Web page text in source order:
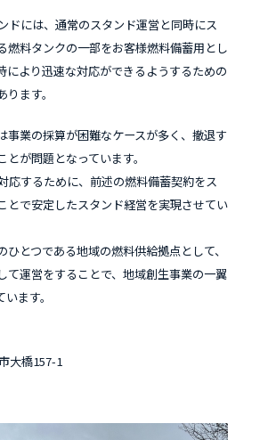
ドには、通常のスタンド運営と同時にス
燃料タンクの一部をお客様燃料備蓄用とし
により迅速な対応ができるようするための
ます。
事業の採算が困難なケースが多く、撤退す
が問題となっています。
応するために、前述の燃料備蓄契約をス
とで安定したスタンド経営を実現させてい
とつである地域の燃料供給拠点として、
て運営をすることで、地域創生事業の一翼
ます。
大橋157-1